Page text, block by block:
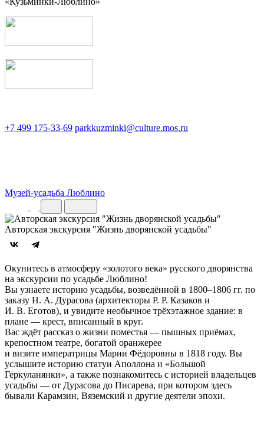
+7 499 175-33-69 parkkuzminki@culture.mos.ru
Музей-усадьба Люблино
Авторская экскурсия "Жизнь дворянской усадьбы"
Окунитесь в атмосферу «золотого века» русского дворянства
на экскурсии по усадьбе Люблино!
Вы узнаете историю усадьбы, возведённой в 1800–1806 гг. по
заказу Н. А. Дурасова (архитекторы Р. Р. Казаков и
И. В. Еготов), и увидите необычное трёхэтажное здание: в
плане — крест, вписанный в круг.
Вас ждёт рассказ о жизни поместья — пышных приёмах,
крепостном театре, богатой оранжерее
и визите императрицы Марии Фёдоровны в 1818 году. Вы
услышите историю статуи Аполлона и «Большой
Геркуланянки», а также познакомитесь с историей владельцев
усадьбы — от Дурасова до Писарева, при котором здесь
бывали Карамзин, Вяземский и другие деятели эпохи.